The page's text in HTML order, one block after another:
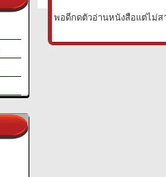
พอดีกดตัวอ่านหนังสือแต่ไม่ส